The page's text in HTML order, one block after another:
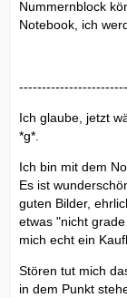
Nummernblock
Notebook, ich
Ich glaube, jetzt
*g*.
Ich bin mit dem
Es ist
guten Bilder,
etwas "nicht
mich echt ein
Stören tut mich
in dem Punkt